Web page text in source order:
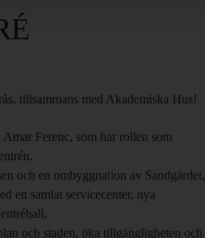
tillsammans med Akademiska Hus!
Ferenc, som har rollen som
och en ombyggnation av Sandgärdet,
ett samlat servicecenter, nya
och staden, öka tillgängligheten och